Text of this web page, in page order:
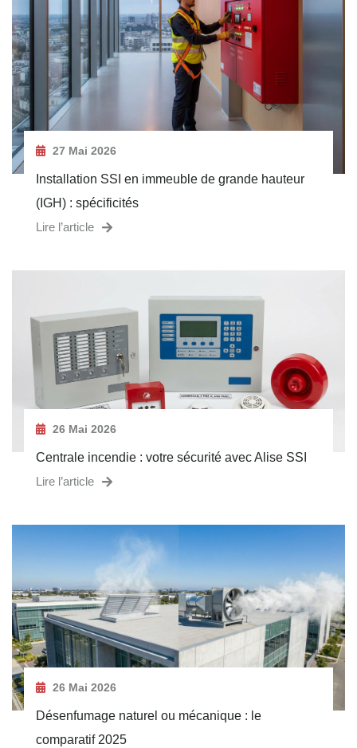
27 Mai 2026
Installation SSI en immeuble de grande hauteur
(IGH) : spécificités
Lire l’article
26 Mai 2026
Centrale incendie : votre sécurité avec Alise SSI
Lire l’article
26 Mai 2026
Désenfumage naturel ou mécanique : le
comparatif 2025